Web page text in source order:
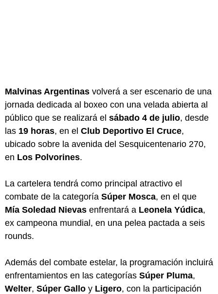
Malvinas Argentinas volverá a ser escenario de una
jornada dedicada al boxeo con una velada abierta al
público que se realizará el sábado 4 de julio, desde
las 19 horas, en el Club Deportivo El Cruce,
ubicado sobre la avenida del Sesquicentenario 270,
en Los Polvorines.
La cartelera tendrá como principal atractivo el
combate de la categoría Súper Mosca, en el que
Mía Soledad Nievas enfrentará a Leonela Yúdica,
ex campeona mundial, en una pelea pactada a seis
rounds.
Además del combate estelar, la programación incluirá
enfrentamientos en las categorías Súper Pluma,
Welter, Súper Gallo y Ligero, con la participación